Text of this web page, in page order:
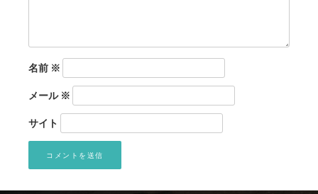
名前 ※
メール※
サイト